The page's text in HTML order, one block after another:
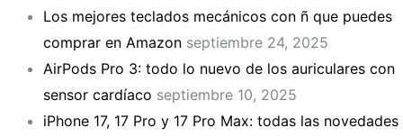
Los mejores teclados mecánicos con ñ que puedes
comprar en Amazon septiembre 24, 2025
AirPods Pro 3: todo lo nuevo de los auriculares con
sensor cardíaco septiembre 10, 2025
iPhone 17, 17 Pro y 17 Pro Max: todas las novedades